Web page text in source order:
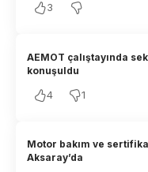
3
AEMOT çalıştayında
konuşuldu
4 1
Motor bakım ve
Aksaray’da